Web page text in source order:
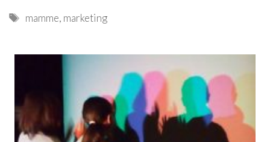
Tags
mamme, marketing